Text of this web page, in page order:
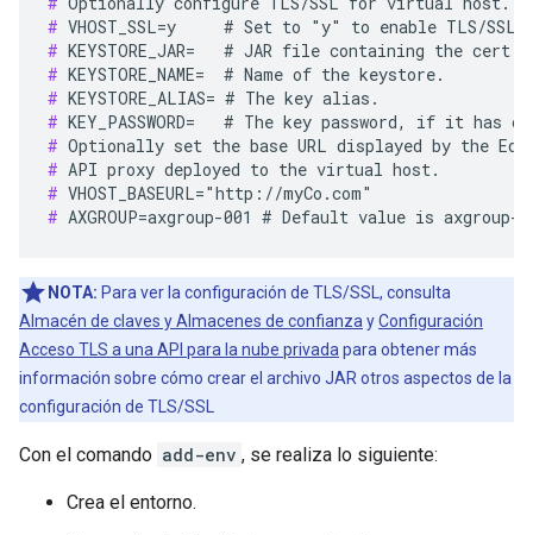
#
#
#
#
#
#
#
#
# AXGROUP=axgroup-001 # Default value is axgroup-
NOTA: Para ver la configuración de TLS/SSL, consulta
Almacén de claves y Almacenes de confianza yConfiguración
Acceso TLS a una API para la nube privada para obtener más
información sobre cómo crear el archivo JAR otros aspectos de la
configuración de TLS/SSL
Con el comando add-env , se realiza lo siguiente:
Crea el entorno.